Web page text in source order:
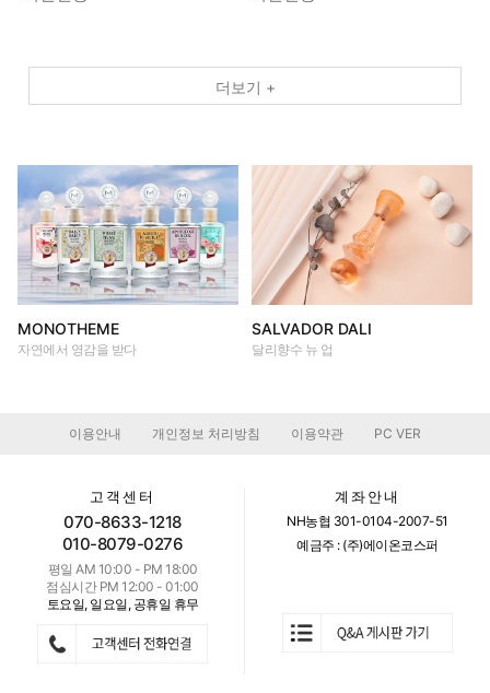
더보기 +
MONOTHEME
자연에서 영감을 받다
SALVADOR DALI
달리향수 뉴 업
이용안내 개인정보 처리방침 이용약관 PC VER
고객센터
070-8633-1218
010-8079-0276
평일 AM 10:00 - PM 18:00
점심시간 PM 12:00 - 01:00
토요일, 일요일, 공휴일 휴무
계좌안내
NH농협 301-0104-2007-51
예금주 : (주)에이온코스퍼